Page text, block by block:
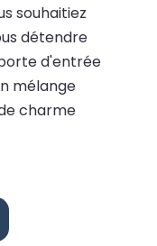
souhaitiez
détendre
d'entrée
mélange
charme